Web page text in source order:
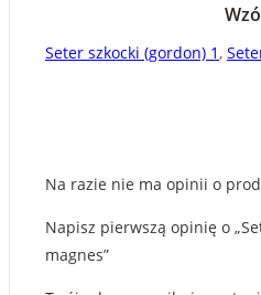
Seter szkocki (gordon) 1,
Na razie nie ma opinii o
Napisz pierwszą opinię o
magnes”